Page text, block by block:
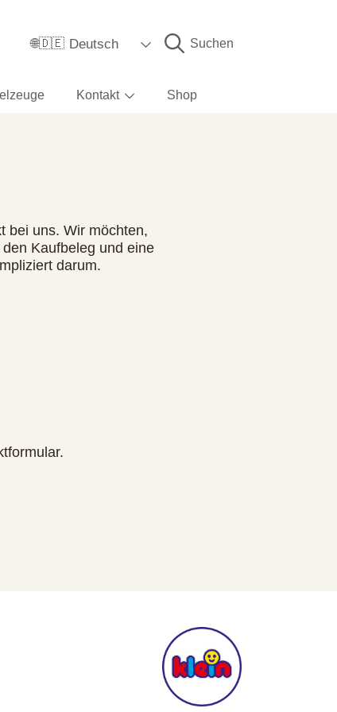
🌐🇩🇪 Deutsch Suchen
Kontakt Shop
bei uns. Wir möchten,
Kaufbeleg und eine
darum.